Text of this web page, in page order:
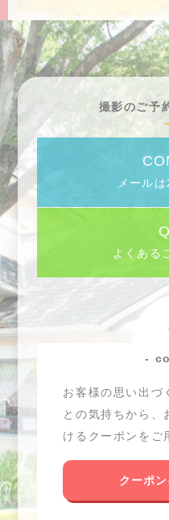
撮影のご予
メール
よくある
-
お客様の思い出づ
との気持ちから、
けるクーポンをご
クーポ